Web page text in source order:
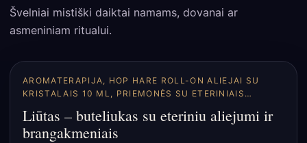
Švelniai mistiški daiktai namams, dovanai ar
asmeniniam ritualui.
AROMATERAPIJA, HOP HARE ROLL-ON ALIEJAI SU
KRISTALAIS 10 ML, PRIEMONĖS SU ETERINIAIS
Liūtas – buteliukas su eteriniu aliejumi ir
brangakmeniais